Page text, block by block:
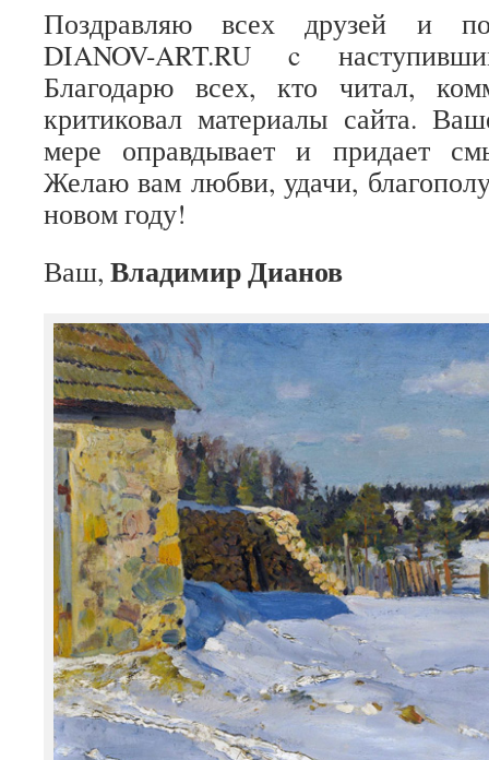
Поздравляю всех друзей и
DIANOV-ART.RU c
Благодарю всех, кто читал,
критиковал материалы сайта.
мере оправдывает и придает
Желаю вам любви, удачи,
новом году!
Ваш, Владимир Дианов